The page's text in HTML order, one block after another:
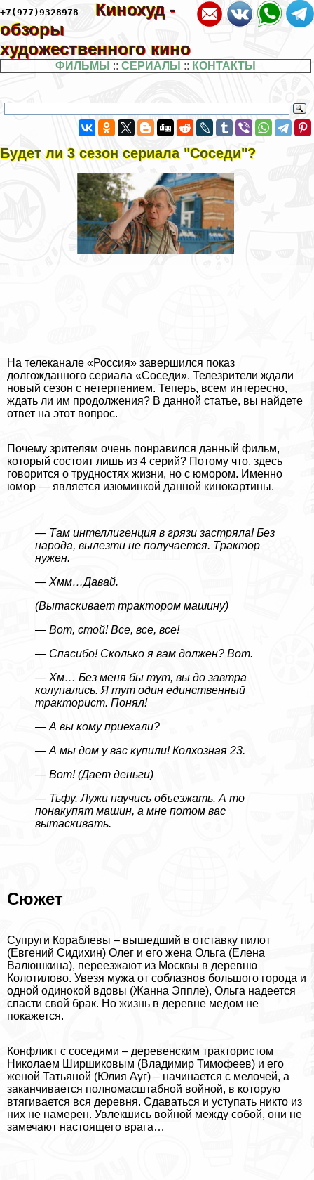
+7(977)9328978
Кинохуд -
обзоры
художественного кино
ФИЛЬМЫ :: СЕРИАЛЫ :: КОНТАКТЫ
Будет ли 3 сезон сериала "Соседи"?
На телеканале «Россия» завершился показ
долгожданного сериала «Соседи». Телезрители ждали
новый сезон с нетерпением. Теперь, всем интересно,
ждать ли им продолжения? В данной статье, вы найдете
ответ на этот вопрос.
Почему зрителям очень понравился данный фильм,
который состоит лишь из 4 серий? Потому что, здесь
говорится о трудностях жизни, но с юмором. Именно
юмор — является изюминкой данной кинокартины.
— Там интеллигенция в грязи застряла! Без
народа, вылезти не получается. Тpaктор
нужен.
— Хмм…Давай.
(Вытаскивает тpaктором машину)
— Вот, стой! Все, все, все!
— Спасибо! Сколько я вам должен? Вот.
— Хм… Без меня бы тут, вы до завтра
колупались. Я тут один единственный
тpaкторист. Понял!
— А вы кому приехали?
— А мы дом у вас купили! Колхозная 23.
— Вот! (Дает деньги)
— Тьфу. Лужи научись объезжать. А то
понакупят машин, а мне потом вас
вытаскивать.
Сюжет
Супруги Кораблевы – вышедший в отставку пилот
(Евгений Сидихин) Олег и его жена Ольга (Елена
Валюшкина), переезжают из Москвы в деревню
Колотилово. Увезя мужа от coблaзнов большого города и
одной одинокой вдовы (Жанна Эппле), Ольга надеется
спасти свой бpaк. Но жизнь в деревне медом не
покажется.
Конфликт с соседями – деревенским тpaктористом
Николаем Ширшиковым (Владимир Тимофеев) и его
женой Татьяной (Юлия Ауг) – начинается с мелочей, а
заканчивается полномасштабной войной, в которую
втягивается вся деревня. Сдаваться и уступать никто из
них не намерен. Увлекшись войной между собой, они не
замечают настоящего врага…